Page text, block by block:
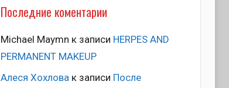
Последние коментарии
Michael Maymn к записи HERPES AND
PERMANENT MAKEUP
Алеся Хохловак записи После